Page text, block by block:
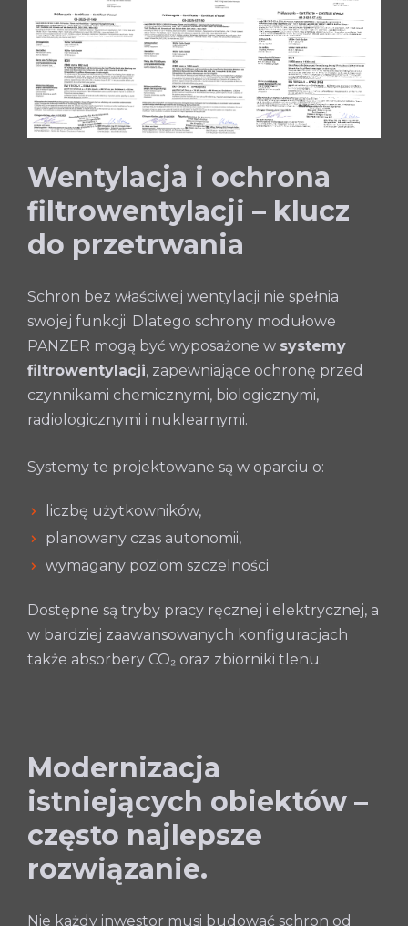
Wentylacja i ochrona
filtrowentylacji – klucz
do przetrwania
Schron bez właściwej wentylacji nie spełnia
swojej funkcji. Dlatego schrony modułowe
PANZER mogą być wyposażone w systemy
filtrowentylacji, zapewniające ochronę przed
czynnikami chemicznymi, biologicznymi,
radiologicznymi i nuklearnymi.
Systemy te projektowane są w oparciu o:
liczbę użytkowników,
planowany czas autonomii,
wymagany poziom szczelności
Dostępne są tryby pracy ręcznej i elektrycznej, a
w bardziej zaawansowanych konfiguracjach
także absorbery CO₂ oraz zbiorniki tlenu.
Modernizacja
istniejących obiektów –
często najlepsze
rozwiązanie.
Nie każdy inwestor musi budować schron od